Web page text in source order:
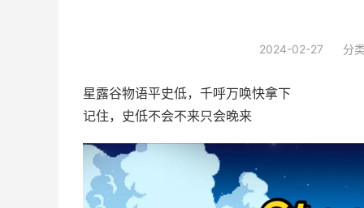
2024-02-27 分类
星露谷物语平史低，千呼万唤快拿下
记住，史低不会不来只会晚来